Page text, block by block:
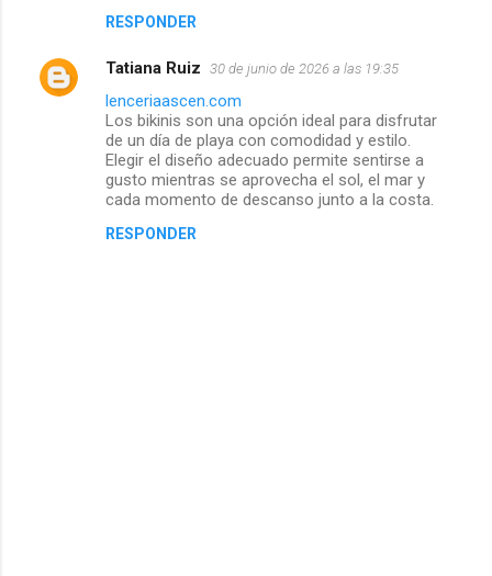
RESPONDER
Tatiana Ruiz 30 de junio de 2026 a las 19:35
lenceriaascen.com
Los bikinis son una opción ideal para disfrutar
de un día de playa con comodidad y estilo.
Elegir el diseño adecuado permite sentirse a
gusto mientras se aprovecha el sol, el mar y
cada momento de descanso junto a la costa.
RESPONDER